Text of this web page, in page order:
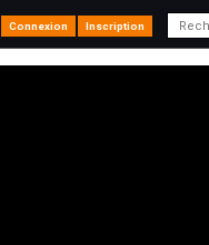
Connexion Inscription